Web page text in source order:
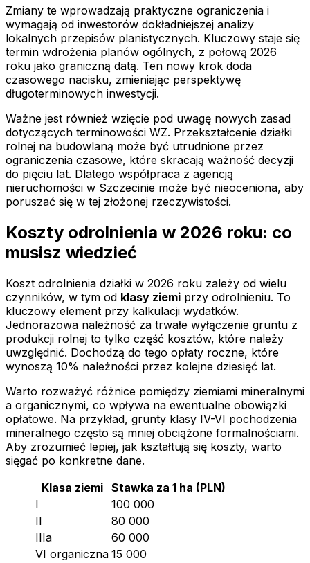
Zmiany te wprowadzają praktyczne ograniczenia i
wymagają od inwestorów dokładniejszej analizy
lokalnych przepisów planistycznych. Kluczowy staje się
termin wdrożenia planów ogólnych, z połową 2026
roku jako graniczną datą. Ten nowy krok doda
czasowego nacisku, zmieniając perspektywę
długoterminowych inwestycji.
Ważne jest również wzięcie pod uwagę nowych zasad
dotyczących terminowości WZ. Przekształcenie działki
rolnej na budowlaną może być utrudnione przez
ograniczenia czasowe, które skracają ważność decyzji
do pięciu lat. Dlatego współpraca z agencją
nieruchomości w Szczecinie może być nieoceniona, aby
poruszać się w tej złożonej rzeczywistości.
Koszty odrolnienia w 2026 roku: co
musisz wiedzieć
Koszt odrolnienia działki w 2026 roku zależy od wielu
czynników, w tym od klasy ziemi przy odrolnieniu. To
kluczowy element przy kalkulacji wydatków.
Jednorazowa należność za trwałe wyłączenie gruntu z
produkcji rolnej to tylko część kosztów, które należy
uwzględnić. Dochodzą do tego opłaty roczne, które
wynoszą 10% należności przez kolejne dziesięć lat.
Warto rozważyć różnice pomiędzy ziemiami mineralnymi
a organicznymi, co wpływa na ewentualne obowiązki
opłatowe. Na przykład, grunty klasy IV-VI pochodzenia
mineralnego często są mniej obciążone formalnościami.
Aby zrozumieć lepiej, jak kształtują się koszty, warto
sięgać po konkretne dane.
Klasa ziemi
Stawka za 1 ha (PLN)
I
100 000
II
80 000
IIIa
60 000
VI organiczna 15 000